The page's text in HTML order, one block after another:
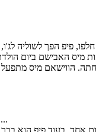
פיפ הפך לשוליה
מיס האבישם ביום
הווישאם מיס מתפעל
הממ, אני מאמין ראיתי את האיש הזה לפני ...
אחד, בעוד פיפ הוא בבר